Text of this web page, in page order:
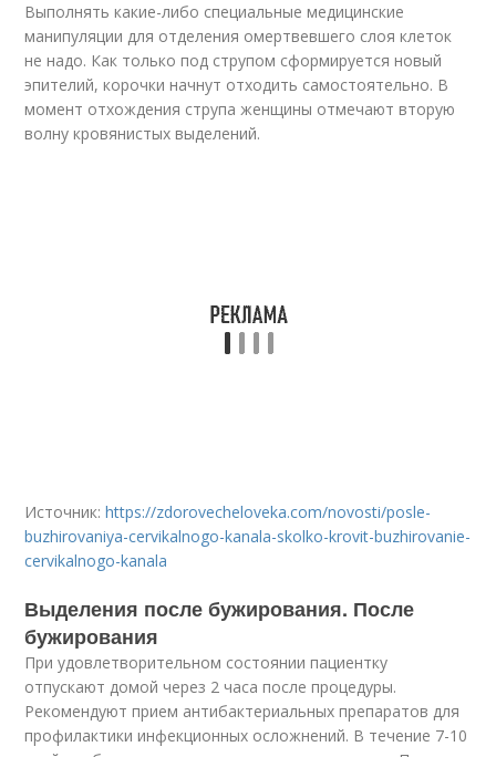
Выполнять какие-либо специальные медицинские
манипуляции для отделения омертвевшего слоя клеток
не надо. Как только под струпом сформируется новый
эпителий, корочки начнут отходить самостоятельно. В
момент отхождения струпа женщины отмечают вторую
волну кровянистых выделений.
Источник:https://zdorovecheloveka.com/novosti/posle-
buzhirovaniya-cervikalnogo-kanala-skolko-krovit-buzhirovanie-
cervikalnogo-kanala
Выделения после бужирования. После
бужирования
При удовлетворительном состоянии пациентку
отпускают домой через 2 часа после процедуры.
Рекомендуют прием антибактериальных препаратов для
профилактики инфекционных осложнений. В течение 7-10